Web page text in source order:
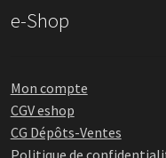
e-Shop
Mon compte
CGV eshop
CG Dépôts-Ventes